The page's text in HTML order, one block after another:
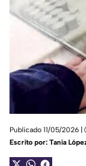
Publicado 11/05/2026 |
Escrito por: Tania